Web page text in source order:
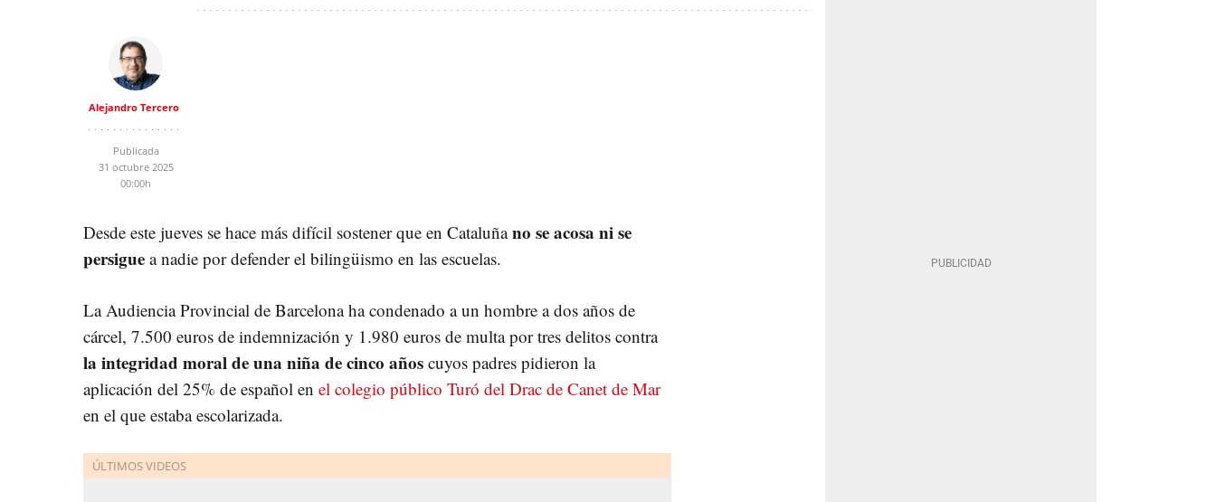
Alejandro Tercero
Publicada
31 octubre 2025
00:00h
Desde este jueves se hace más difícil sostener que en Cataluñano se acosa ni se
persigue a nadie por defender el bilingüismo en las escuelas.
La Audiencia Provincial de Barcelona ha condenado a un hombre a dos años de
cárcel, 7.500 euros de indemnización y 1.980 euros de multa por tres delitos contra
la integridad moral de una niña de cinco años cuyos padres pidieron la
aplicación del 25% de español en el colegio público Turó del Drac de Canet de Mar
en el que estaba escolarizada.